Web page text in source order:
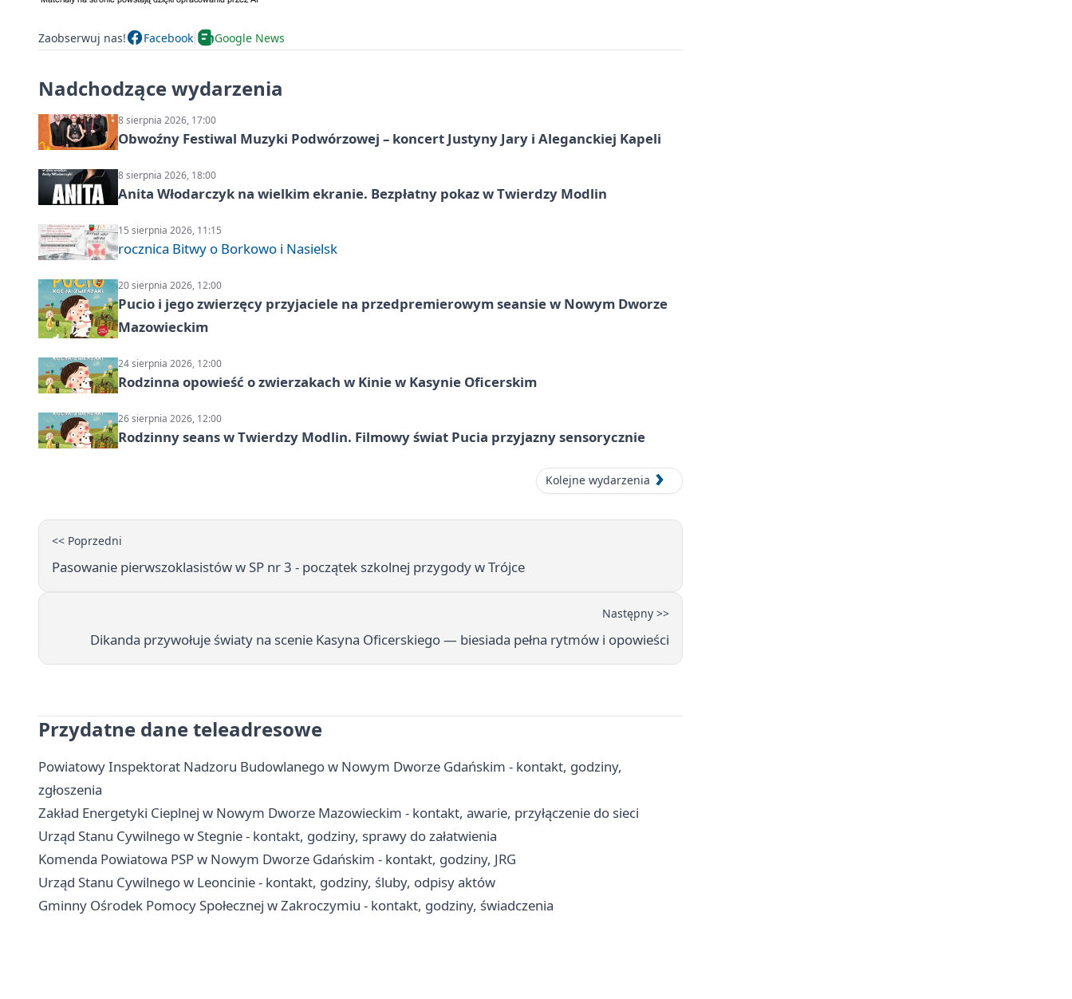
Zaobserwuj nas! Facebook Google News
Nadchodzące wydarzenia
8 sierpnia 2026, 17:00
Obwoźny Festiwal Muzyki Podwórzowej – koncert Justyny Jary i Aleganckiej Kapeli
8 sierpnia 2026, 18:00
Anita Włodarczyk na wielkim ekranie. Bezpłatny pokaz w Twierdzy Modlin
15 sierpnia 2026, 11:15
rocznica Bitwy o Borkowo i Nasielsk
20 sierpnia 2026, 12:00
Pucio i jego zwierzęcy przyjaciele na przedpremierowym seansie w Nowym Dworze
Mazowieckim
24 sierpnia 2026, 12:00
Rodzinna opowieść o zwierzakach w Kinie w Kasynie Oficerskim
26 sierpnia 2026, 12:00
Rodzinny seans w Twierdzy Modlin. Filmowy świat Pucia przyjazny sensorycznie
Kolejne wydarzenia
<< Poprzedni
Pasowanie pierwszoklasistów w SP nr 3 - początek szkolnej przygody w Trójce
Następny >>
Dikanda przywołuje światy na scenie Kasyna Oficerskiego — biesiada pełna rytmów i opowieści
Przydatne dane teleadresowe
Powiatowy Inspektorat Nadzoru Budowlanego w Nowym Dworze Gdańskim - kontakt, godziny,
zgłoszenia
Zakład Energetyki Cieplnej w Nowym Dworze Mazowieckim - kontakt, awarie, przyłączenie do sieci
Urząd Stanu Cywilnego w Stegnie - kontakt, godziny, sprawy do załatwienia
Komenda Powiatowa PSP w Nowym Dworze Gdańskim - kontakt, godziny, JRG
Urząd Stanu Cywilnego w Leoncinie - kontakt, godziny, śluby, odpisy aktów
Gminny Ośrodek Pomocy Społecznej w Zakroczymiu - kontakt, godziny, świadczenia